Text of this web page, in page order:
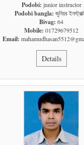
Podobi: junior instructor
Podobi bangla: জুনিয়র
Bivag: 64
Mobile: 01729679512
Email:
Details